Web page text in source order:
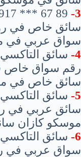
3-
سائق خاص في
سواق عربي في
4-
رقم سواق خاص
سائق خاص في
5-
سائق عربي في
موسكو كازان
6-
سواق عربي في